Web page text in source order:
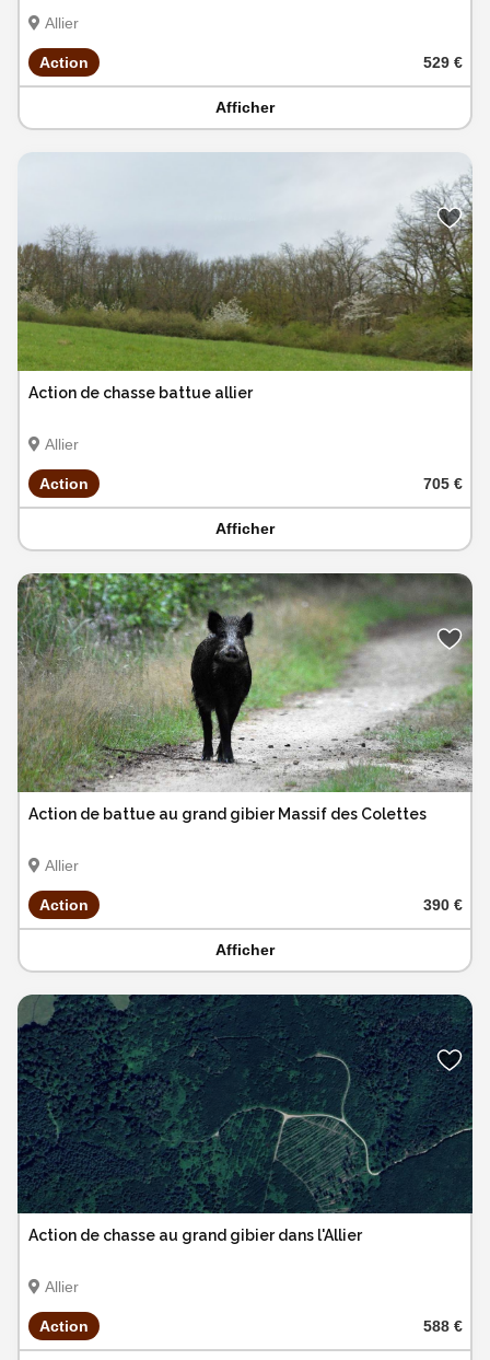
Allier
Action 529 €
Afficher
Action de chasse battue allier
Allier
Action 705 €
Afficher
Action de battue au grand gibier Massif des Colettes
Allier
Action 390 €
Afficher
Action de chasse au grand gibier dans l'Allier
Allier
Action 588 €